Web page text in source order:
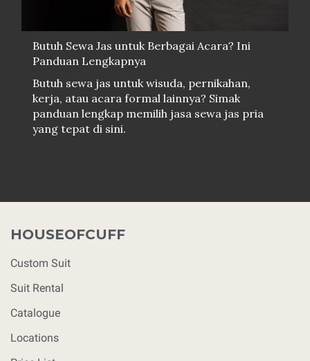
Butuh Sewa Jas untuk Berbagai Acara? Ini
Panduan Lengkapnya
Butuh sewa jas untuk wisuda, pernikahan,
kerja, atau acara formal lainnya? Simak
panduan lengkap memilih jasa sewa jas pria
yang tepat di sini.
HOUSEOFCUFF
Custom Suit
Suit Rental
Catalogue
Locations